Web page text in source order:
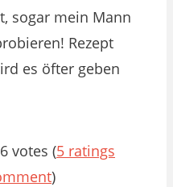
sogar mein Mann
Rezept
es öfter geben
votes (5 ratings
)